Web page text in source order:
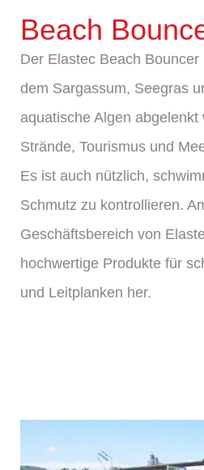
Beach
Der Elastec Beach
dem Sargassum, Seegras
aquatische Algen
Strände, Tourismus und
Es ist auch nützlich,
Schmutz zu kontrollieren.
Geschäftsbereich von
hochwertige Produkte für
und Leitplanken her.